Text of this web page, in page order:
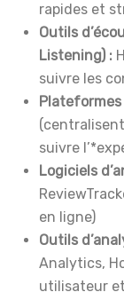
rapides et
Outils
Listening) :
suivre les
Plateformes
suivre
Logiciels
en ligne)
Outils
Analytics,
utilisateur